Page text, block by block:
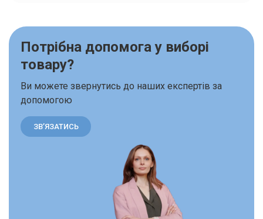
Потрібна допомога у виборі
товару?
Ви можете звернутись до наших експертів за
допомогою
ЗВ’ЯЗАТИСЬ